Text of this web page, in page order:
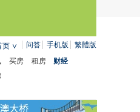
问答 手机版 繁體版
页 ∨
买房 租房
财经